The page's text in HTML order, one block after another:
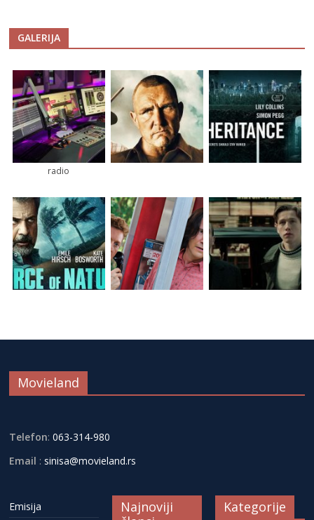
GALERIJA
radio
Movieland
Telefon: 063-314-980
Email : sinisa@movieland.rs
Emisija
Najnoviji
Kategorije